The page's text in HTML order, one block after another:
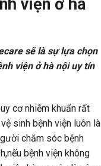
viện ở hà
sẽ là sự lựa chọn
viện ở hà nội uy tín
cơ nhiễm khuẩn rất
sinh bệnh viện luôn là
chăm sóc bệnh
bệnh viện không